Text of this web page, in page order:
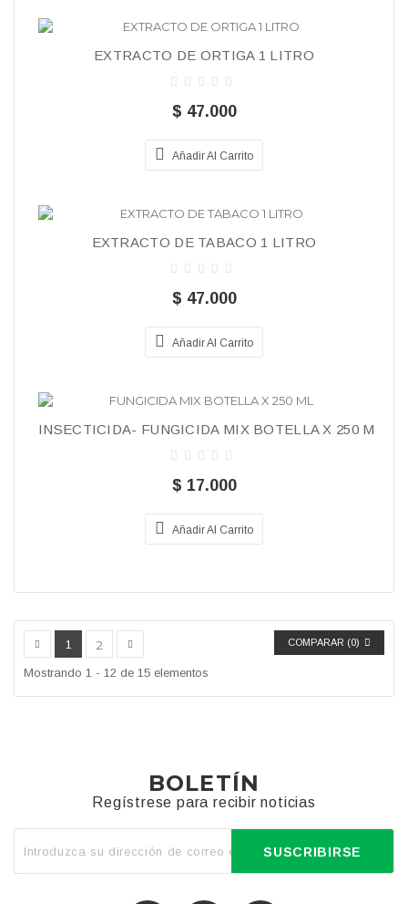
EXTRACTO DE ORTIGA 1 LITRO
$ 47.000
Añadir Al Carrito
EXTRACTO DE TABACO 1 LITRO
$ 47.000
Añadir Al Carrito
INSECTICIDA- FUNGICIDA MIX BOTELLA X 250 ML
$ 17.000
Añadir Al Carrito
COMPARAR (0)
1 2
Mostrando 1 - 12 de 15 elementos
BOLETÍN
Regístrese para recibir noticias
SUSCRIBIRSE